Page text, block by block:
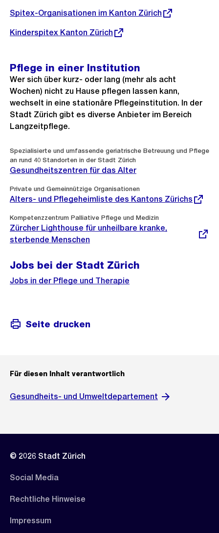
Externer
Spitex-Organisationen im Kanton Zürich
Externer
Kinderspitex Kanton Zürich
Pflege in einer Institution
Wer sich über kurz- oder lang (mehr als acht
Wochen) nicht zu Hause pflegen lassen kann,
wechselt in eine stationäre Pflegeinstitution. In der
Stadt Zürich gibt es diverse Anbieter im Bereich
Langzeitpflege.
Spezialisierte und umfassende geriatrische Betreuung und Pflege
an rund 40 Standorten in der Stadt Zürich
Gesundheitszentren für das Alter
Private und Gemeinnützige Organisationen
Externer
Link:
Alters- und Pflegeheimliste des Kantons Zürichs
Kompetenzzentrum Palliative Pflege und Medizin
Externer
Link:
Zürcher Lighthouse für unheilbare kranke,
sterbende Menschen
Jobs bei der Stadt Zürich
Jobs in der Pflege und Therapie
Seite drucken
Für diesen Inhalt verantwortlich
Gesundheits- und Umweltdepartement
© 2026 Stadt Zürich
Social Media
Rechtliche Hinweise
Impressum